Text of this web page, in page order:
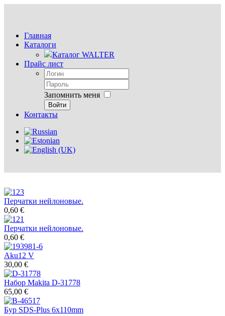
Главная
Каталоги
Каталог WALTER
Прайс лист
Запомнить меня
Войти
Контакты
Перчатки нейлоновые.
0,60 €
Перчатки нейлоновые.
0,60 €
Aku12 V
30,00 €
Набор Makita D-31778
65,00 €
Бур SDS-Plus 6x110mm